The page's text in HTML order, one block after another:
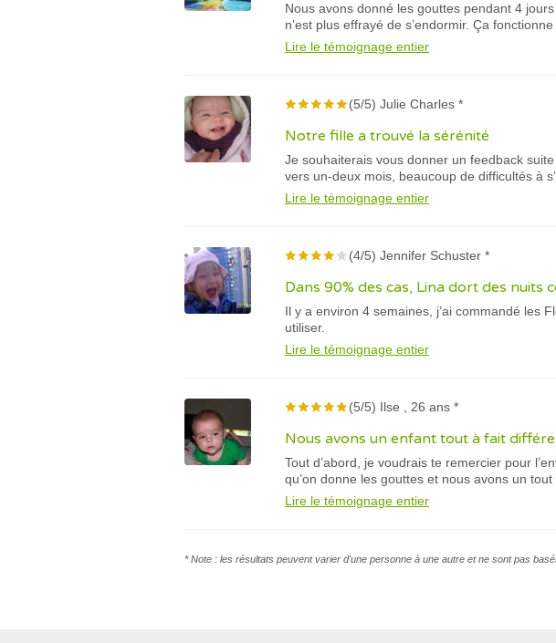
Nous avons donné les gouttes pendant 4
n’est plus effrayé de s’endormir. Ça
Lire le témoignage entier
(5/5) Julie Charles *
Notre fille a trouvé la sérénité
Je souhaiterais vous donner un feedback
vers un-deux mois, beaucoup de difficultés à
Lire le témoignage entier
(4/5) Jennifer Schuster *
Dans 90% des cas, Lina dort des nuits
Il y a environ 4 semaines, j’ai commandé les
utiliser.
Lire le témoignage entier
(5/5) Ilse , 26 ans *
Nous avons un enfant tout à fait
Tout d’abord, je voudrais te remercier pour
qu’on donne les gouttes et nous avons un tout
Lire le témoignage entier
* Note : les résultats peuvent varier d'une personne à une autre et ne sont pas